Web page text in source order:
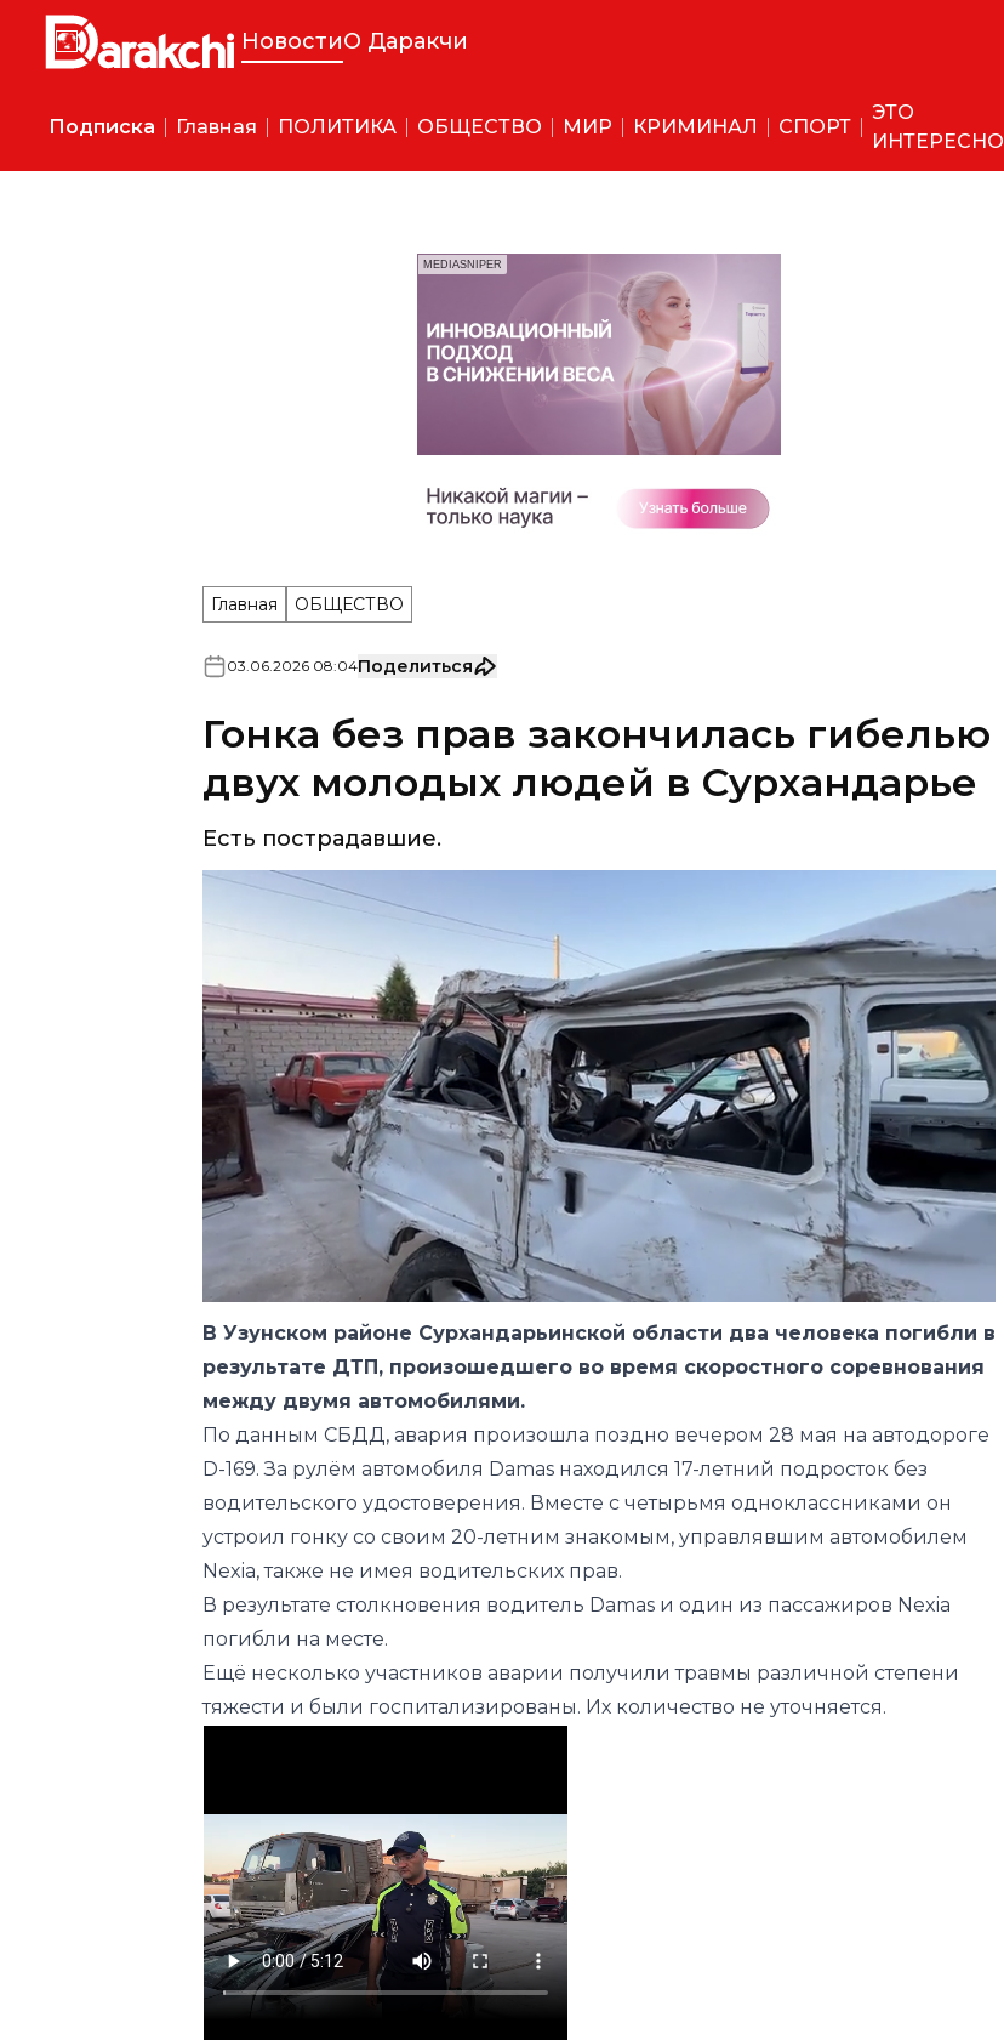
НовостиО Даракчи
Подписка Главная ПОЛИТИКА ОБЩЕСТВО МИР КРИМИНАЛ СПОРТ
ЭТО
ИНТЕРЕСНО
MEDIASNIPER
Главная ОБЩЕСТВО
03.06.2026 08:04Поделиться
Гонка без прав закончилась гибелью
двух молодых людей в Сурхандарье
Есть пострадавшие.
В Узунском районе Сурхандарьинской области два человека погибли в
результате ДТП, произошедшего во время скоростного соревнования
между двумя автомобилями.
По данным СБДД, авария произошла поздно вечером 28 мая на автодороге
D-169. За рулём автомобиля Damas находился 17-летний подросток без
водительского удостоверения. Вместе с четырьмя одноклассниками он
устроил гонку со своим 20-летним знакомым, управлявшим автомобилем
Nexia, также не имея водительских прав.
В результате столкновения водитель Damas и один из пассажиров Nexia
погибли на месте.
Ещё несколько участников аварии получили травмы различной степени
тяжести и были госпитализированы. Их количество не уточняется.